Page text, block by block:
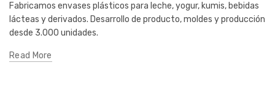
Fabricamos envases plásticos para leche, yogur, kumis, bebidas
lácteas y derivados. Desarrollo de producto, moldes y producción
desde 3.000 unidades.
Read More